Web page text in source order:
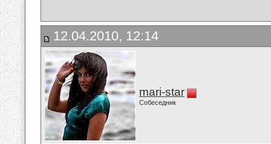
12.04.2010, 12:14
mari-star
Собеседник